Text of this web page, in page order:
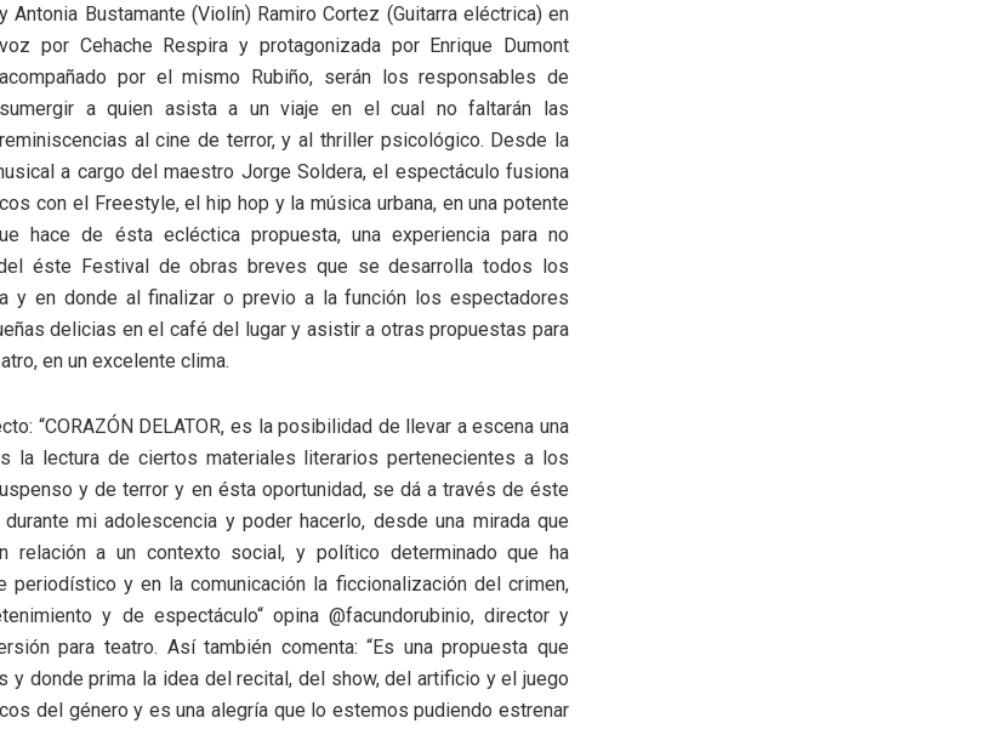
y Antonia Bustamante (Violín) Ramiro Cortez (Guitarra eléctrica) en
voz por Cehache Respira y protagonizada por Enrique Dumont
acompañado por el mismo Rubiño, serán los responsables de
sumergir a quien asista a un viaje en el cual no faltarán las
reminiscencias al cine de terror, y al thriller psicológico. Desde la
a cargo del maestro Jorge Soldera, el espectáculo fusiona
con el Freestyle, el hip hop y la música urbana, en una potente
hace de ésta ecléctica propuesta, una experiencia para no
éste Festival de obras breves que se desarrolla todos los
y en donde al finalizar o previo a la función los espectadores
delicias en el café del lugar y asistir a otras propuestas para
en un excelente clima.
“CORAZÓN DELATOR, es la posibilidad de llevar a escena una
la lectura de ciertos materiales literarios pertenecientes a los
y de terror y en ésta oportunidad, se dá a través de éste
mi adolescencia y poder hacerlo, desde una mirada que
relación a un contexto social, y político determinado que ha
periodístico y en la comunicación la ficcionalización del crimen,
y de espectáculo“ opina @facundorubinio, director y
para teatro. Así también comenta: “Es una propuesta que
y donde prima la idea del recital, del show, del artificio y el juego
del género y es una alegría que lo estemos pudiendo estrenar